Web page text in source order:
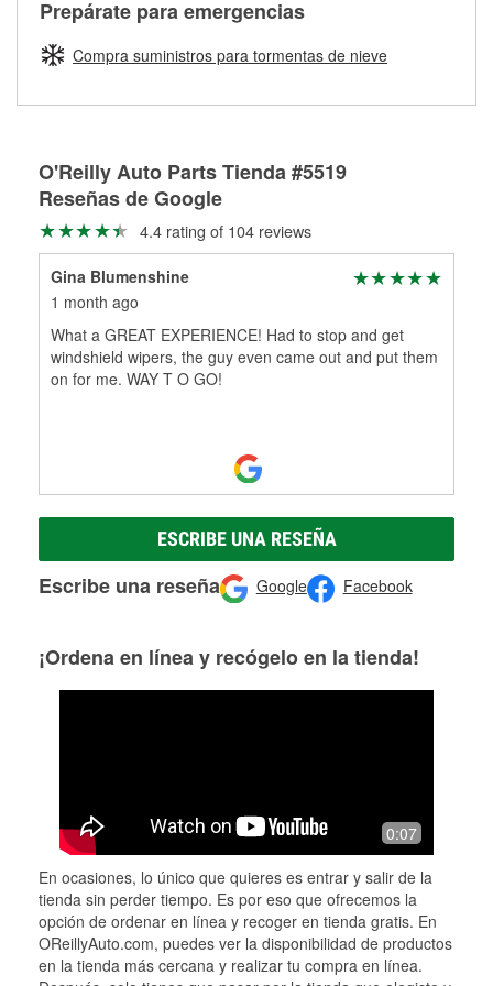
Herramientas de O'Reilly
pueden ser reutilizados, podemos ayudarte a encontrar las
partes de reemplazo correctas para tu reparación.
averiada o determina los acoplamientos y la longitud
adecuados para que te construyamos una nueva. O'Reilly
Auto Parts tiene las mangueras y los acoples adecuados
agrícola o de construcción.
hidráulicas a la medida en tu tienda local
Prepárate para emergencias
Compra suministros para tormentas de nieve
O'Reilly Auto Parts Tienda #5519
Reseñas de Google
4.4 rating of 104 reviews
Gina Blumenshine
1 month ago
What a GREAT EXPERIENCE! Had to stop and get
windshield wipers, the guy even came out and put them
on for me. WAY T O GO!
ESCRIBE UNA RESEÑA
Escribe una reseña Google Facebook
¡Ordena en línea y recógelo en la tienda!
0:07
En ocasiones, lo único que quieres es entrar y salir de la
tienda sin perder tiempo. Es por eso que ofrecemos la
opción de ordenar en línea y recoger en tienda gratis. En
OReillyAuto.com, puedes ver la disponibilidad de productos
en la tienda más cercana y realizar tu compra en línea.